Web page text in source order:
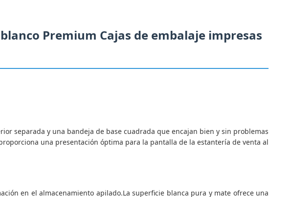
Premium Cajas de embalaje impresas
separada y una bandeja de base cuadrada que encajan bien y sin problemas
una presentación óptima para la pantalla de la estantería de venta al
en el almacenamiento apilado.La superficie blanca pura y mate ofrece una